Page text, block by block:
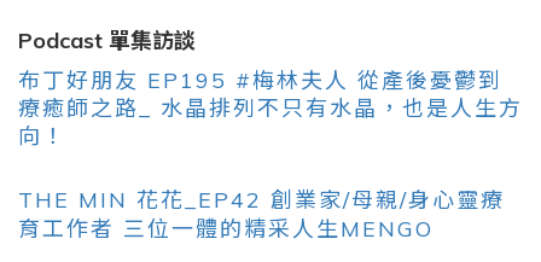
Podcast 單集訪談
布丁好朋友 EP195 #梅林夫人 從產後憂鬱到
療癒師之路_ 水晶排列不只有水晶，也是人生方
向！
THE MIN 花花_EP42 創業家/母親/身心靈療
育工作者 三位一體的精采人生MENGO